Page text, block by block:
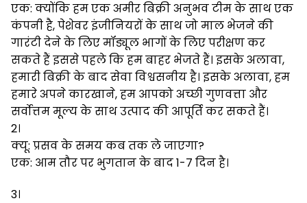
एक: क्योंकि हम एक अमीर बिक्री अनुभव टीम के साथ एक
कंपनी है, पेशेवर इंजीनियरों के साथ जो माल भेजने की
गारंटी देने के लिए मॉड्यूल भागों के लिए परीक्षण कर
सकते हैं इससे पहले कि हम बाहर भेजते हैं। इसके अलावा,
हमारी बिक्री के बाद सेवा विश्वसनीय है। इसके अलावा, हम
हमारे अपने कारखाने, हम आपको अच्छी गुणवत्ता और
सर्वोत्तम मूल्य के साथ उत्पाद की आपूर्ति कर सकते हैं।
2।
क्यू: प्रसव के समय कब तक ले जाएगा?
एक: आम तौर पर भुगतान के बाद 1-7 दिन है।
3।